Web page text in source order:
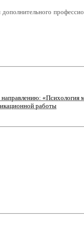
«Психология
работы